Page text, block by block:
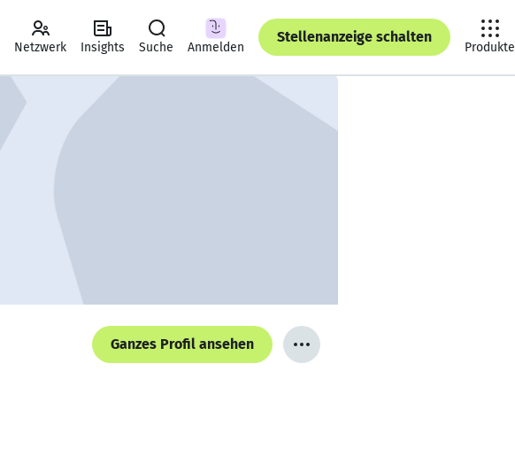
Netzwerk Insights Suche Anmelden
Stellenanzeige schalten
Produkte
Ganzes Profil ansehen